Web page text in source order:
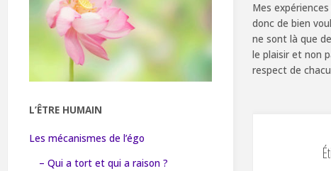
Mes
donc de bien
ne sont là que
le plaisir et non
respect de
L’ÊTRE HUMAIN
Les mécanismes de l’égo
– Qui a tort et qui a raison ?